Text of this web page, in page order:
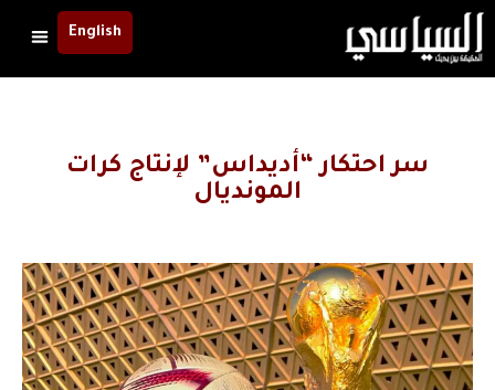
English
سر احتكار “أديداس” لإنتاج كرات
المونديال